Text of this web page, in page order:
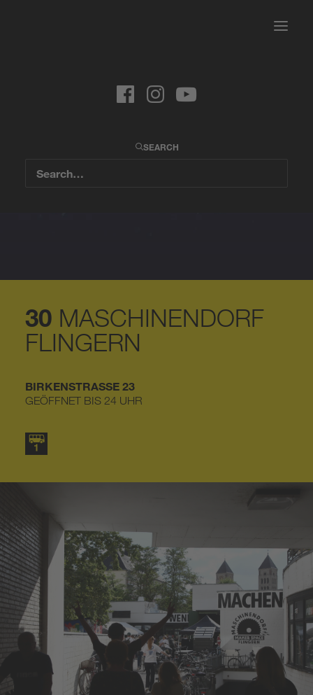
SEARCH
30 MASCHINENDORF
FLINGERN
BIRKENSTRASSE 23
GEÖFFNET BIS 24 UHR